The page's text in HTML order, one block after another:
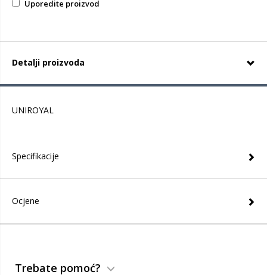
Uporedite proizvod
Detalji proizvoda
UNIROYAL
Specifikacije
Ocjene
Trebate pomoć?